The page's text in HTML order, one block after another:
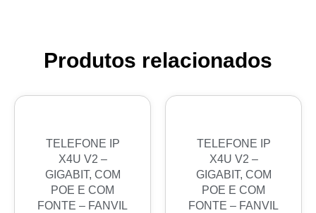
Produtos relacionados
TELEFONE IP
X4U V2 –
GIGABIT, COM
POE E COM
FONTE – FANVIL
TELEFONE IP
X4U V2 –
GIGABIT, COM
POE E COM
FONTE – FANVIL